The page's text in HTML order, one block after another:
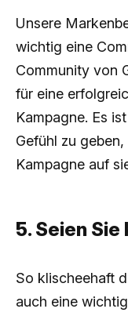
Unsere
wichtig eine
Community von
für eine
Kampagne. Es
Gefühl zu
Kampagne auf
5. Seien
So klischeehaft
auch eine